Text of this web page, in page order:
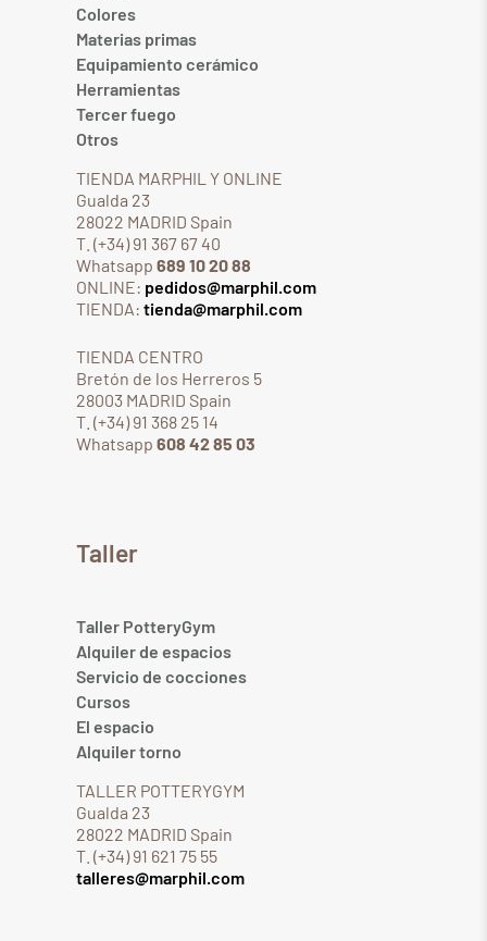
Colores
Materias primas
Equipamiento cerámico
Herramientas
Tercer fuego
Otros
TIENDA MARPHIL Y ONLINE
Gualda 23
28022 MADRID Spain
T. (+34) 91 367 67 40
Whatsapp 689 10 20 88
ONLINE: pedidos@marphil.com
TIENDA: tienda@marphil.com
TIENDA CENTRO
Bretón de los Herreros 5
28003 MADRID Spain
T. (+34) 91 368 25 14
Whatsapp 608 42 85 03
Taller
Taller PotteryGym
Alquiler de espacios
Servicio de cocciones
Cursos
El espacio
Alquiler torno
TALLER POTTERYGYM
Gualda 23
28022 MADRID Spain
T. (+34) 91 621 75 55
talleres@marphil.com